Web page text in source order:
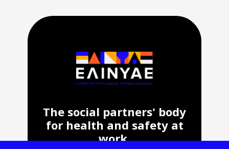
The social partners' body
for health and safety at
work.